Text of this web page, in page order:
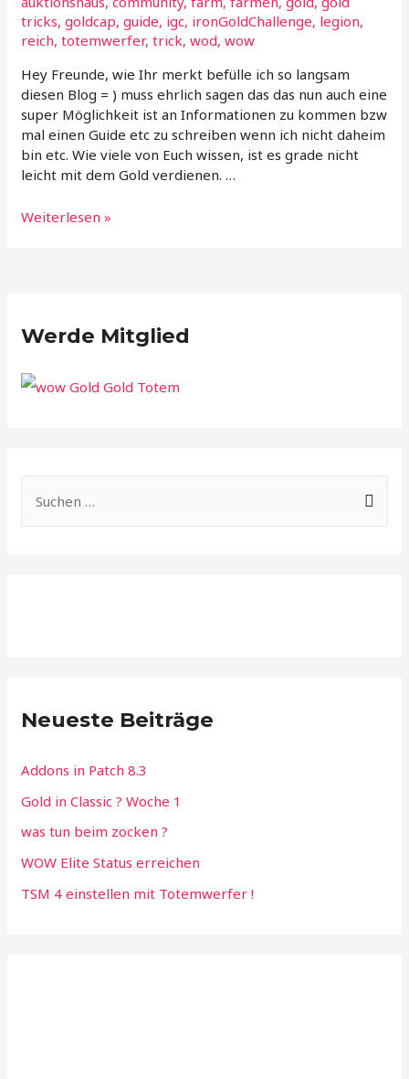
tricks,goldcap,guide, igc, ironGoldChallenge, legion,
reich,totemwerfer,trick,wod,wow
Hey Freunde, wie Ihr merkt befülle ich so langsam
diesen Blog = ) muss ehrlich sagen das das nun auch eine
super Möglichkeit ist an Informationen zu kommen bzw
mal einen Guide etc zu schreiben wenn ich nicht daheim
bin etc. Wie viele von Euch wissen, ist es grade nicht
leicht mit dem Gold verdienen. …
Gold
World
Warcraft
Legion
Weiterlesen »
Werde Mitglied
Neueste Beiträge
Addons in Patch 8.3
Gold in Classic ? Woche 1
was tun beim zocken ?
WOW Elite Status erreichen
TSM 4 einstellen mit Totemwerfer !